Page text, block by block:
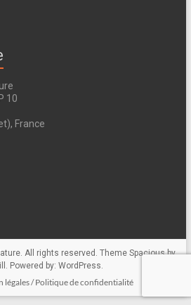
10
France
. All rights reserved. Theme Spaciousby
Powered by:WordPress.
légales / Politique de confidentialité